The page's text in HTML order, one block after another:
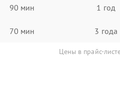
90 мин 1 год
70 мин 3 года
Цены в прайс-